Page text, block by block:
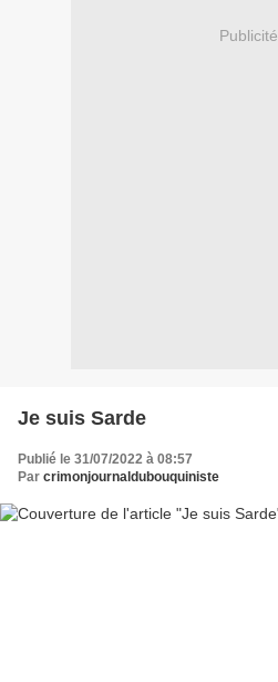
Publicité
Je suis Sarde
Publié le 31/07/2022 à 08:57
Par crimonjournaldubouquiniste